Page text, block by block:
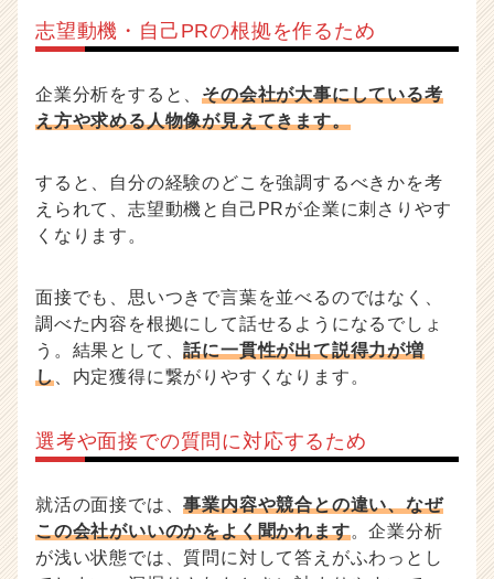
志望動機・自己PRの根拠を作るため
企業分析をすると、その会社が大事にしている考
え方や求める人物像が見えてきます。
すると、自分の経験のどこを強調するべきかを考
えられて、志望動機と自己PRが企業に刺さりやす
くなります。
面接でも、思いつきで言葉を並べるのではなく、
調べた内容を根拠にして話せるようになるでしょ
う。結果として、話に一貫性が出て説得力が増
し、内定獲得に繋がりやすくなります。
選考や面接での質問に対応するため
就活の面接では、事業内容や競合との違い、なぜ
この会社がいいのかをよく聞かれます。企業分析
が浅い状態では、質問に対して答えがふわっとし